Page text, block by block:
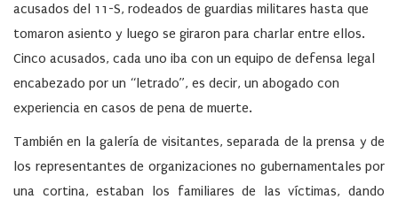
acusados del 11-S, rodeados de guardias militares hasta que
tomaron asiento y luego se giraron para charlar entre ellos.
Cinco acusados, cada uno iba con un equipo de defensa legal
encabezado por un “letrado”, es decir, un abogado con
experiencia en casos de pena de muerte.
También en la galería de visitantes, separada de la prensa y de
los representantes de organizaciones no gubernamentales por
una cortina, estaban los familiares de las víctimas, dando